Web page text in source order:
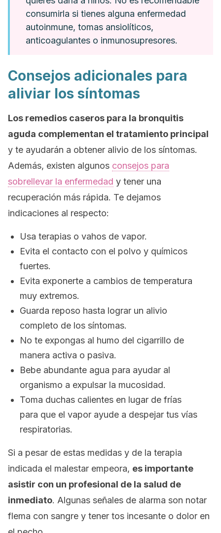
consumirla si tienes alguna enfermedad
autoinmune, tomas ansiolíticos,
anticoagulantes o inmunosupresores.
Consejos adicionales para
aliviar los síntomas
Los remedios caseros para la bronquitis
aguda complementan el tratamiento principal
y te ayudarán a obtener alivio de los síntomas.
Además, existen algunos consejos para
sobrellevar la enfermedad y tener una
recuperación más rápida. Te dejamos
indicaciones al respecto:
Usa terapias o vahos de vapor.
Evita el contacto con el polvo y químicos
fuertes.
Evita exponerte a cambios de temperatura
muy extremos.
Guarda reposo hasta lograr un alivio
completo de los síntomas.
No te expongas al humo del cigarrillo de
manera activa o pasiva.
Bebe abundante agua para ayudar al
organismo a expulsar la mucosidad.
Toma duchas calientes en lugar de frías
para que el vapor ayude a despejar tus vías
respiratorias.
Si a pesar de estas medidas y de la terapia
indicada el malestar empeora, es importante
asistir con un profesional de la salud de
inmediato. Algunas señales de alarma son notar
flema con sangre y tener tos incesante o dolor en